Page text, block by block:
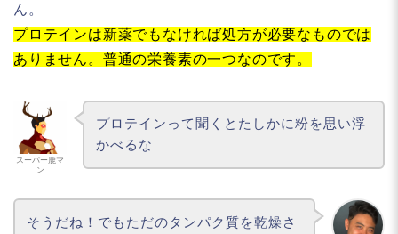
ん。
プロテインは新薬でもなければ処方が必要なものでは
ありません。普通の栄養素の一つなのです。
スーパー鹿マ
ン
プロテインって聞くとたしかに粉を思い浮
かべるな
そうだね！でもただのタンパク質を乾燥さ